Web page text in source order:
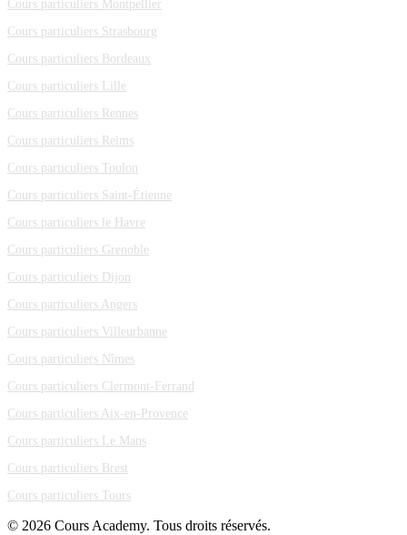
Cours particuliers Montpellier
Cours particuliers Strasbourg
Cours particuliers Bordeaux
Cours particuliers Lille
Cours particuliers Rennes
Cours particuliers Reims
Cours particuliers Toulon
Cours particuliers Saint-Étienne
Cours particuliers le Havre
Cours particuliers Grenoble
Cours particuliers Dijon
Cours particuliers Angers
Cours particuliers Villeurbanne
Cours particuliers Nîmes
Cours particuliers Clermont-Ferrand
Cours particuliers Aix-en-Provence
Cours particuliers Le Mans
Cours particuliers Brest
Cours particuliers Tours
© 2026 Cours Academy. Tous droits réservés.